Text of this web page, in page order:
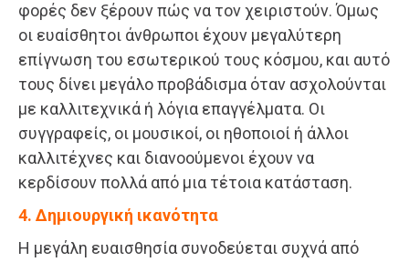
φορές δεν ξέρουν πώς να τον χειριστούν. Όμως
οι ευαίσθητοι άνθρωποι έχουν μεγαλύτερη
επίγνωση του εσωτερικού τους κόσμου, και αυτό
τους δίνει μεγάλο προβάδισμα όταν ασχολούνται
με καλλιτεχνικά ή λόγια επαγγέλματα. Οι
συγγραφείς, οι μουσικοί, οι ηθοποιοί ή άλλοι
καλλιτέχνες και διανοούμενοι έχουν να
κερδίσουν πολλά από μια τέτοια κατάσταση.
4. Δημιουργική ικανότητα
Η μεγάλη ευαισθησία συνοδεύεται συχνά από